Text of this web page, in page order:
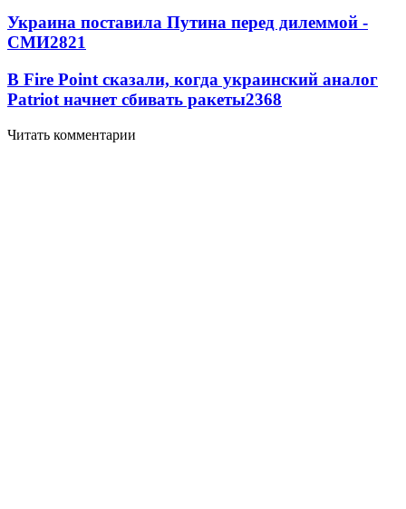
Украина поставила Путина перед дилеммой -
СМИ2821
В Fire Point сказали, когда украинский аналог
Patriot начнет сбивать ракеты2368
Читать комментарии